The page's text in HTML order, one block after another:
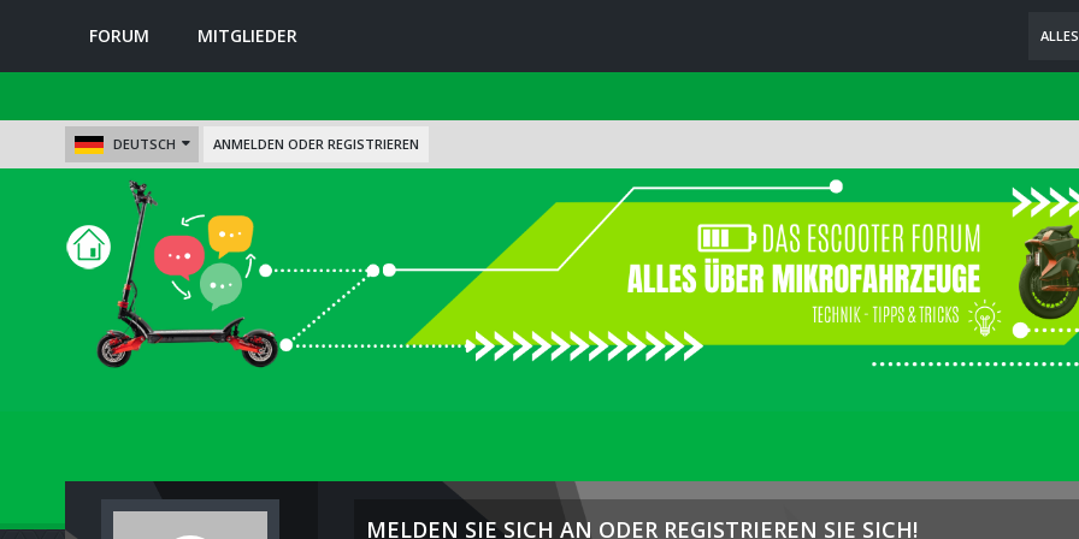
FORUM MITGLIEDER ALLES
DEUTSCH ANMELDEN ODER REGISTRIEREN
MELDEN SIE SICH AN ODER REGISTRIEREN SIE SICH!